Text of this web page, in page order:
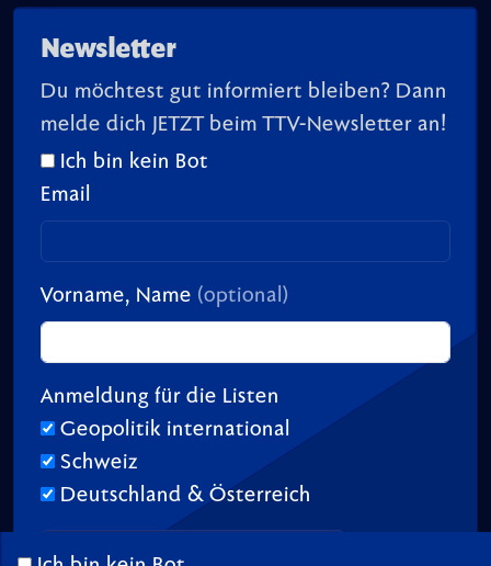
Newsletter
Du möchtest gut informiert bleiben? Dann
melde dich JETZT beim TTV-Newsletter an!
Ich bin kein Bot
Email
Vorname, Name (optional)
Anmeldung für die Listen
Geopolitik international
Schweiz
Deutschland & Österreich